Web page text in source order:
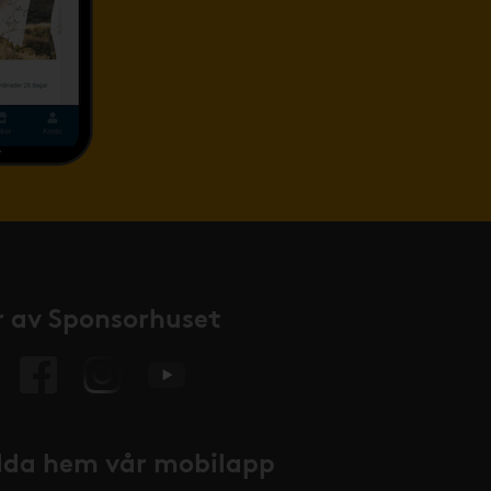
av Sponsorhuset
hem vår mobilapp